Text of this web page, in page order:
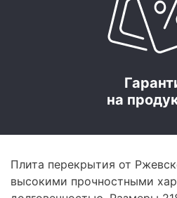
на
Плита перекрытия от
высокими прочностными